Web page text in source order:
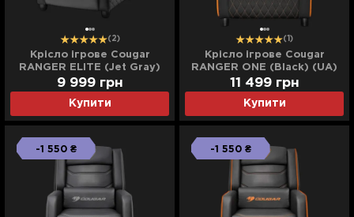
(2)
Крісло ігрове Cougar
RANGER ELITE (Jet Gray)
(UA)
Купити
9 999 грн
(1)
Крісло ігрове Cougar
RANGER ONE (Black) (UA)
Купити
11 499 грн
-1 550 ₴ -1 550 ₴